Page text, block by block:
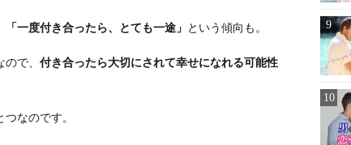
「一度付き合ったら、とても一途」 という傾向も。
で、 付き合ったら大切にされて幸せになれる可能性
なのです。